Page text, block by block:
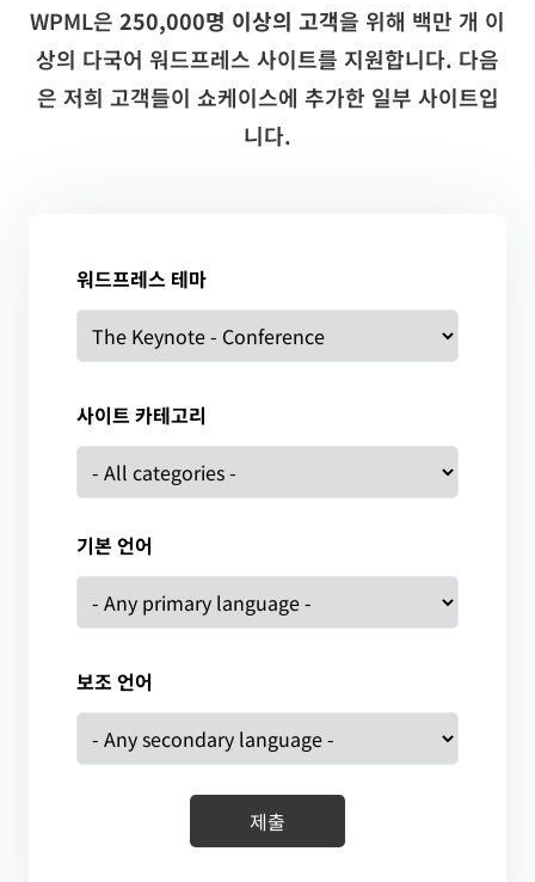
WPML은 250,000명 이상의 고객을 위해 백만 개 이
상의 다국어 워드프레스 사이트를 지원합니다. 다음
은 저희 고객들이 쇼케이스에 추가한 일부 사이트입
니다.
워드프레스 테마
사이트 카테고리
기본 언어
보조 언어